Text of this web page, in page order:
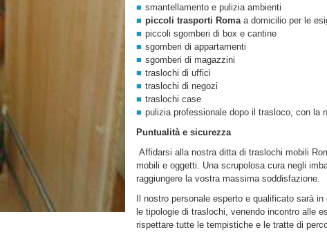
smantellamento e pulizia ambienti
piccoli trasporti Romaa domicilio per le
piccoli sgomberi di box e cantine
sgomberi di appartamenti
sgomberi di magazzini
traslochi di uffici
traslochi di negozi
traslochi case
pulizia professionale dopo il trasloco, con la
Puntualità e sicurezza
Affidarsi alla nostra ditta di traslochi mobili
mobili e oggetti. Una scrupolosa cura negli
raggiungere la vostra massima soddisfazione.
Il nostro personale esperto e qualificato sarà
le tipologie di traslochi, venendo incontro alle
rispettare tutte le tempistiche e le tratte di